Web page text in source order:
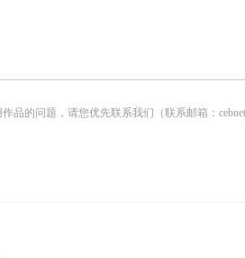
的问题，请您优先联系我们（联系邮箱：